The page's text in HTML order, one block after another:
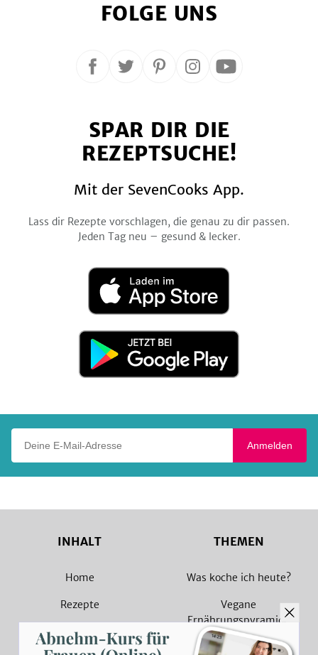
FOLGE UNS
Folge
Facebook
Folge
Twitter
Folge
Pinterest
Folge
Instagram
Folge
YouTube
SPAR DIR DIE
REZEPTSUCHE!
Mit der SevenCooks App.
Lass dir Rezepte vorschlagen, die genau zu dir passen.
Jeden Tag neu – gesund & lecker.
Laden
im
App
Jetzt
Google
Anmelden
INHALT
Home
Rezepte
Magazin
THEMEN
Was koche ich heute?
Vegane
Ernährungspyramide
Vegane Rezepte